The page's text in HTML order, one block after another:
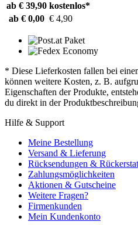
ab € 39,90 kostenlos*
ab € 0,00 € 4,90
* Diese Lieferkosten fallen bei
können weitere Kosten, z. B.
Eigenschaften der Produkte,
du direkt in der
Hilfe & Support
Meine Bestellung
Versand & Lieferung
Rücksendungen &
Zahlungsmöglichkeiten
Aktionen & Gutscheine
Weitere Fragen?
Firmenkunden
Mein Kundenkonto